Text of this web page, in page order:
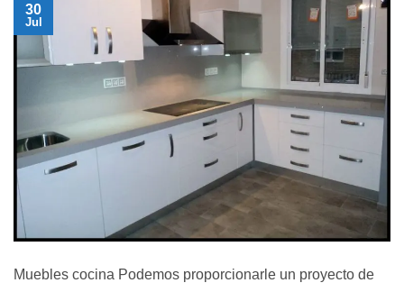
30
Jul
Muebles cocina Podemos proporcionarle un proyecto de